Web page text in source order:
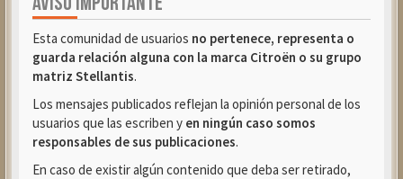
Esta comunidad de usuarios no pertenece, representa o
guarda relación alguna con la marca Citroën o su grupo
matriz Stellantis.
Los mensajes publicados reflejan la opinión personal de los
usuarios que las escriben y en ningún caso somos
responsables de sus publicaciones.
En caso de existir algún contenido que deba ser retirado,